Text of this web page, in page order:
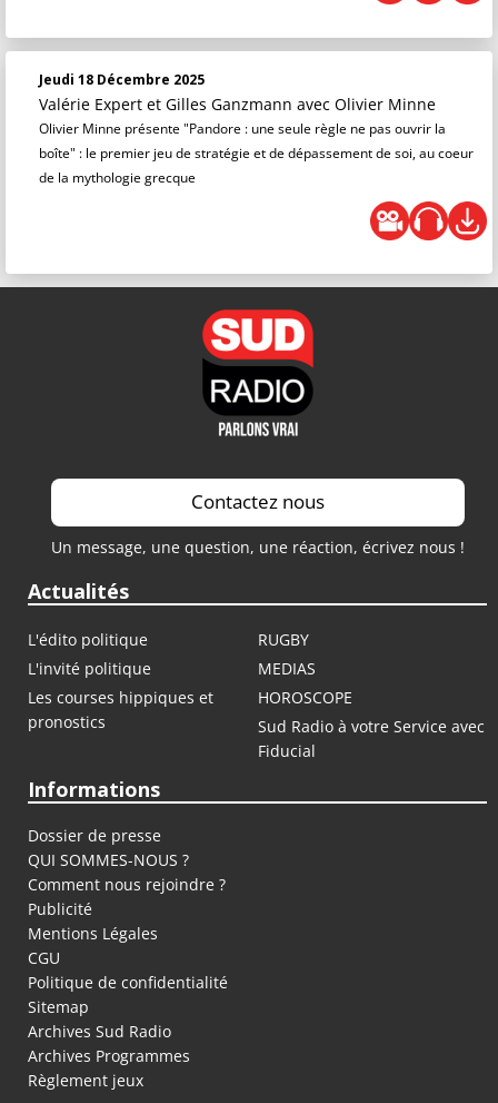
Jeudi 18 Décembre 2025
Valérie Expert et Gilles Ganzmann avec Olivier Minne
Olivier Minne présente "Pandore : une seule règle ne pas ouvrir la
boîte" : le premier jeu de stratégie et de dépassement de soi, au coeur
de la mythologie grecque
Contactez nous
Un message, une question, une réaction, écrivez nous !
Actualités
L'édito politique
RUGBY
L'invité politique
MEDIAS
Les courses hippiques et
pronostics
HOROSCOPE
Sud Radio à votre Service avec
Fiducial
Informations
Dossier de presse
QUI SOMMES-NOUS ?
Comment nous rejoindre ?
Publicité
Mentions Légales
CGU
Politique de confidentialité
Sitemap
Archives Sud Radio
Archives Programmes
Règlement jeux